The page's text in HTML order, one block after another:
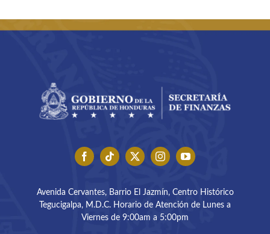
Avenida Cervantes, Barrio El Jazmín, Centro Histórico
Tegucigalpa, M.D.C. Horario de Atención de Lunes a
Viernes de 9:00am a 5:00pm